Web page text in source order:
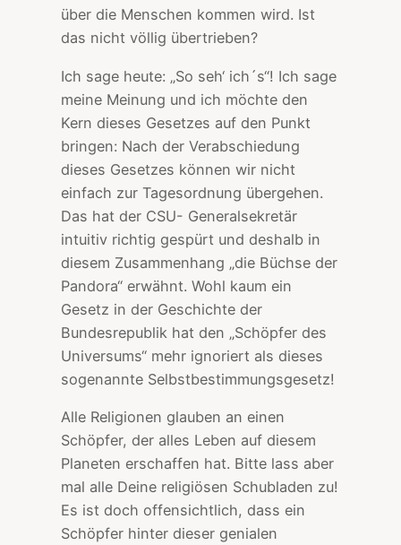
über die Menschen kommen wird. Ist
das nicht völlig übertrieben?
Ich sage heute: „So seh‘ ich´s“! Ich sage
meine Meinung und ich möchte den
Kern dieses Gesetzes auf den Punkt
bringen: Nach der Verabschiedung
dieses Gesetzes können wir nicht
einfach zur Tagesordnung übergehen.
Das hat der CSU- Generalsekretär
intuitiv richtig gespürt und deshalb in
diesem Zusammenhang „die Büchse der
Pandora“ erwähnt. Wohl kaum ein
Gesetz in der Geschichte der
Bundesrepublik hat den „Schöpfer des
Universums“ mehr ignoriert als dieses
sogenannte Selbstbestimmungsgesetz!
Alle Religionen glauben an einen
Schöpfer, der alles Leben auf diesem
Planeten erschaffen hat. Bitte lass aber
mal alle Deine religiösen Schubladen zu!
Es ist doch offensichtlich, dass ein
Schöpfer hinter dieser genialen